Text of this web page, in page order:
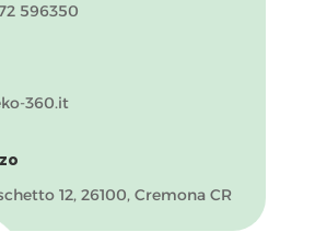
596350
360.it
12, 26100, Cremona CR